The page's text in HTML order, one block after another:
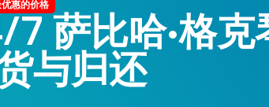
惠的价格
7 萨比哈·格克
与归还
7 特拉布宗机
与归还